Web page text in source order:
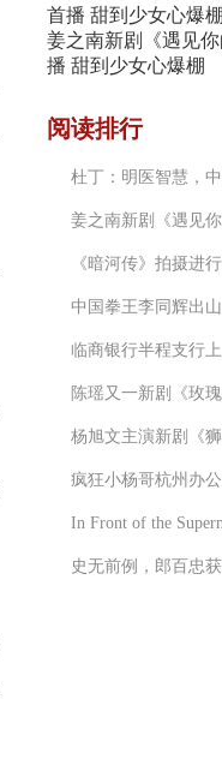
姜之南新剧《遇见
播 甜到少女心爆棚
阅读排行
杜丁：明医智慧，
姜之南新剧《遇见
《暗河传》拍摄进
中国拳王李同辉出
临商银行半程支行
陈瑶又一新剧《玫
杨旭文主演新剧《
疯狂小杨哥杭州办
In Front of the
史无前例，郎百忠